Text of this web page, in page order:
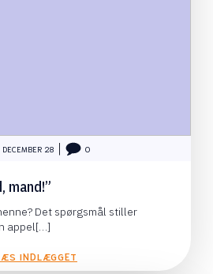
DECEMBER 28 0
mand!”
Det spørgsmål stiller
appel[…]
INDLÆGGET